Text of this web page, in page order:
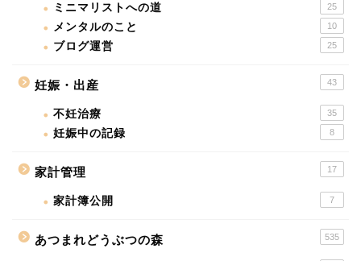
ミニマリストへの道 25
メンタルのこと 10
ブログ運営 25
妊娠・出産 43
不妊治療 35
妊娠中の記録 8
家計管理 17
家計簿公開 7
あつまれどうぶつの森 535